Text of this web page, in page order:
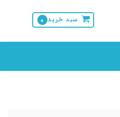
سبد خرید 0